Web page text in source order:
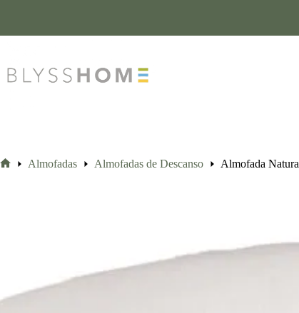
Almofadas Almofadas de Descanso Almofada Natura